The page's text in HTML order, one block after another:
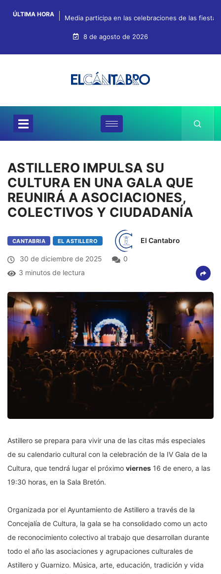
ÚLTIMA HORA Media participa en las celebraciones de las fiestas
8 de agosto de 2026
ASTILLERO IMPULSA SU
CULTURA EN UNA GALA QUE
REUNIRÁ A ASOCIACIONES,
COLECTIVOS Y CIUDADANÍA
CANTABRIA EL ASTILLERO El Cantabro
30 de diciembre de 2025
0
3 minutos de lectura
Astillero se prepara para vivir una de las citas más especiales
de su calendario cultural con la celebración de la IV Gala de la
Cultura, que tendrá lugar el próximo viernes 16 de enero, a las
19:30 horas, en la Sala Bretón.
Organizada por el Ayuntamiento de Astillero a través de la
Concejalía de Cultura, la gala se ha consolidado como un acto
de reconocimiento colectivo al trabajo que desarrollan durante
todo el año las asociaciones y agrupaciones culturales de
Astillero y Guarnizo. Música, arte, educación, tradición y vida